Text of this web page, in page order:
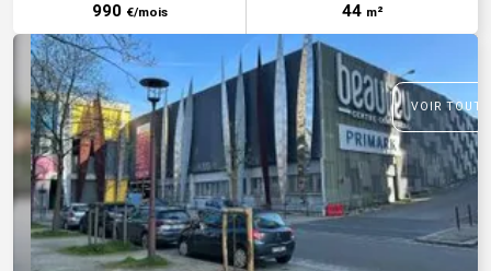
990 €/mois 44 m²
VOIR